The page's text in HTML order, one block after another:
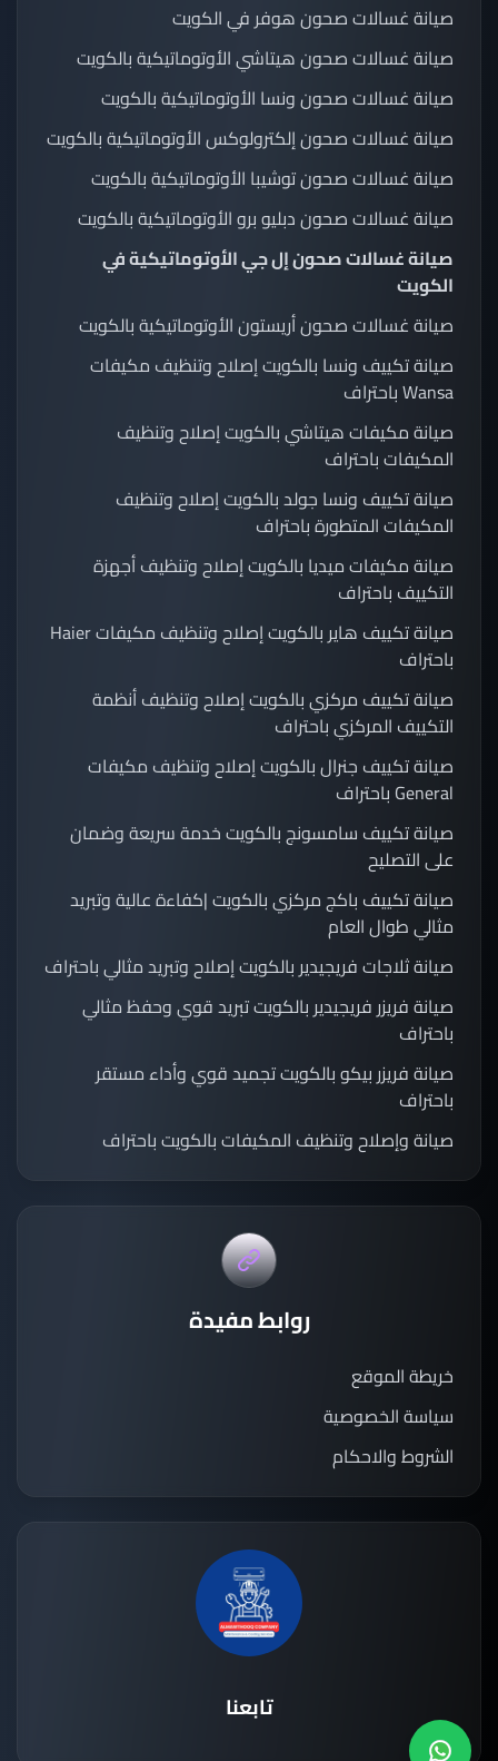
صيانة غسالات صحون هوفر في الكويت
صيانة غسالات صحون هيتاشي الأوتوماتيكية بالكويت
صيانة غسالات صحون ونسا الأوتوماتيكية بالكويت
صيانة غسالات صحون إلكترولوكس الأوتوماتيكية بالكويت
صيانة غسالات صحون توشيبا الأوتوماتيكية بالكويت
صيانة غسالات صحون دبليو برو الأوتوماتيكية بالكويت
صيانة غسالات صحون إل جي الأوتوماتيكية في
الكويت
صيانة غسالات صحون أريستون الأوتوماتيكية بالكويت
صيانة تكييف ونسا بالكويت إصلاح وتنظيف مكيفات
Wansa باحتراف
صيانة مكيفات هيتاشي بالكويت إصلاح وتنظيف
المكيفات باحتراف
صيانة تكييف ونسا جولد بالكويت إصلاح وتنظيف
المكيفات المتطورة باحتراف
صيانة مكيفات ميديا بالكويت إصلاح وتنظيف أجهزة
التكييف باحتراف
صيانة تكييف هاير بالكويت إصلاح وتنظيف مكيفات Haier
باحتراف
صيانة تكييف مركزي بالكويت إصلاح وتنظيف أنظمة
التكييف المركزي باحتراف
صيانة تكييف جنرال بالكويت إصلاح وتنظيف مكيفات
General باحتراف
صيانة تكييف سامسونج بالكويت خدمة سريعة وضمان
على التصليح
صيانة تكييف باكج مركزي بالكويت |كفاءة عالية وتبريد
مثالي طوال العام
صيانة ثلاجات فريجيدير بالكويت إصلاح وتبريد مثالي باحتراف
صيانة فريزر فريجيدير بالكويت تبريد قوي وحفظ مثالي
باحتراف
صيانة فريزر بيكو بالكويت تجميد قوي وأداء مستقر
باحتراف
صيانة وإصلاح وتنظيف المكيفات بالكويت باحتراف
روابط مفيدة
خريطة الموقع
سياسة الخصوصية
الشروط والاحكام
تابعنا